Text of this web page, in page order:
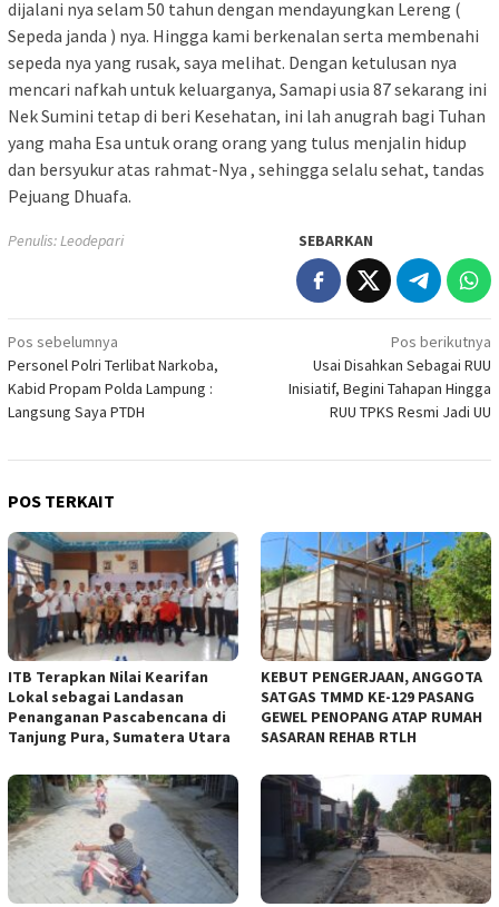
dijalani nya selam 50 tahun dengan mendayungkan Lereng (
Sepeda janda ) nya. Hingga kami berkenalan serta membenahi
sepeda nya yang rusak, saya melihat. Dengan ketulusan nya
mencari nafkah untuk keluarganya, Samapi usia 87 sekarang ini
Nek Sumini tetap di beri Kesehatan, ini lah anugrah bagi Tuhan
yang maha Esa untuk orang orang yang tulus menjalin hidup
dan bersyukur atas rahmat-Nya , sehingga selalu sehat, tandas
Pejuang Dhuafa.
Penulis: Leodepari SEBARKAN
Navigasi
pos
Pos sebelumnya
Personel Polri Terlibat Narkoba,
Kabid Propam Polda Lampung :
Langsung Saya PTDH
Pos berikutnya
Usai Disahkan Sebagai RUU
Inisiatif, Begini Tahapan Hingga
RUU TPKS Resmi Jadi UU
POS TERKAIT
ITB Terapkan Nilai Kearifan
Lokal sebagai Landasan
Penanganan Pascabencana di
Tanjung Pura, Sumatera Utara
KEBUT PENGERJAAN, ANGGOTA
SATGAS TMMD KE-129 PASANG
GEWEL PENOPANG ATAP RUMAH
SASARAN REHAB RTLH